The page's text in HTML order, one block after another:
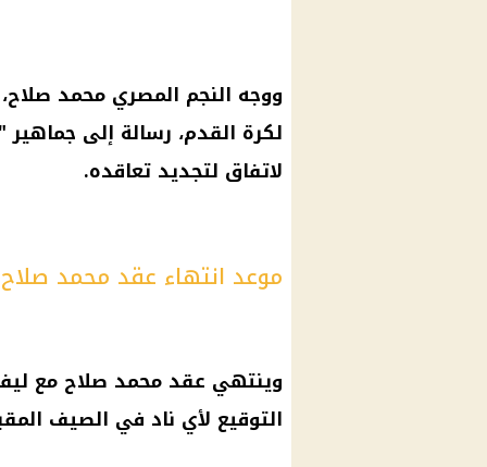
ووجه النجم المصري محمد
لكرة القدم، رسالة إلى
لاتفاق لتجديد تعاقده.
موعد انتهاء عقد محمد
وينتهي عقد محمد صلاح مع
التوقيع لأي ناد في الصيف